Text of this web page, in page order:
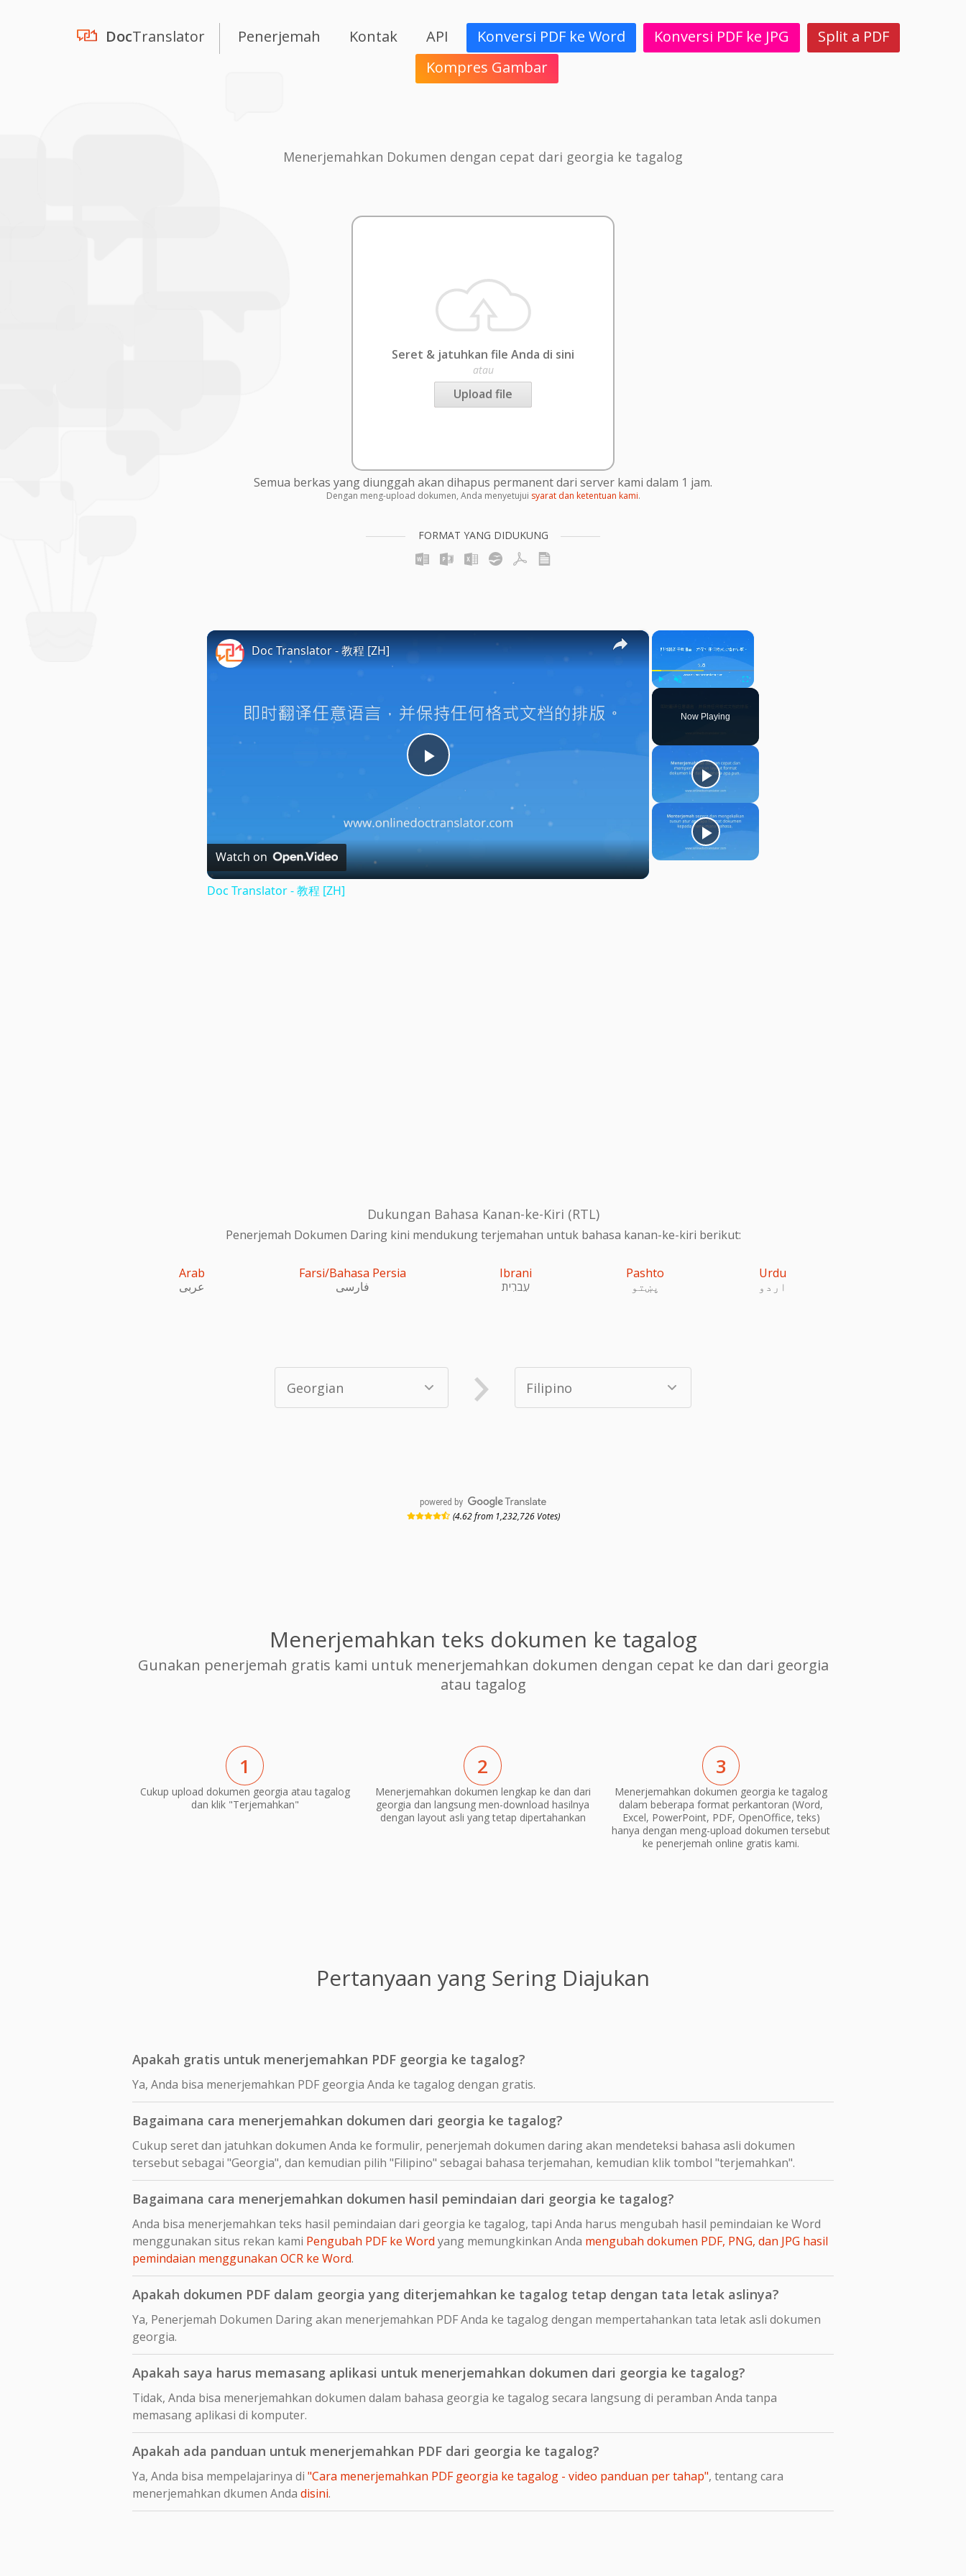
DocTranslator Penerjemah Kontak API Konversi PDF ke Word Konversi PDF ke JPG
Split a PDF
Kompres Gambar
Menerjemahkan Dokumen dengan cepat dari georgia ke tagalog
Seret & jatuhkan file Anda di sini
atau
Upload file
Semua berkas yang diunggah akan dihapus permanent dari server kami dalam 1 jam.
Dengan meng-upload dokumen, Anda menyetujui syarat dan ketentuan kami.
FORMAT YANG DIDUKUNG
×
Fullscreen
Now Playing
×
Play
Video
Doc Translator - 教程 [ZH]
Watch on
Doc Translator - 教程 [ZH]
Dukungan Bahasa Kanan-ke-Kiri (RTL)
Penerjemah Dokumen Daring kini mendukung terjemahan untuk bahasa kanan-ke-kiri berikut:
Arab
عربى
Farsi/Bahasa Persia
فارسی
Ibrani
עִברִית
Pashto
پښتو
Urdu
اردو
powered by
(4.62 from 1,232,726 Votes)
Menerjemahkan teks dokumen ke tagalog
Gunakan penerjemah gratis kami untuk menerjemahkan dokumen dengan cepat ke dan dari georgia
atau tagalog
1
Cukup upload dokumen georgia atau tagalog
dan klik "Terjemahkan"
2
Menerjemahkan dokumen lengkap ke dan dari
georgia dan langsung men-download hasilnya
dengan layout asli yang tetap dipertahankan
3
Menerjemahkan dokumen georgia ke tagalog
dalam beberapa format perkantoran (Word,
Excel, PowerPoint, PDF, OpenOffice, teks)
hanya dengan meng-upload dokumen tersebut
ke penerjemah online gratis kami.
Pertanyaan yang Sering Diajukan
Apakah gratis untuk menerjemahkan PDF georgia ke tagalog?
Ya, Anda bisa menerjemahkan PDF georgia Anda ke tagalog dengan gratis.
Bagaimana cara menerjemahkan dokumen dari georgia ke tagalog?
Cukup seret dan jatuhkan dokumen Anda ke formulir, penerjemah dokumen daring akan mendeteksi bahasa asli dokumen
tersebut sebagai "Georgia", dan kemudian pilih "Filipino" sebagai bahasa terjemahan, kemudian klik tombol "terjemahkan".
Bagaimana cara menerjemahkan dokumen hasil pemindaian dari georgia ke tagalog?
Anda bisa menerjemahkan teks hasil pemindaian dari georgia ke tagalog, tapi Anda harus mengubah hasil pemindaian ke Word
menggunakan situs rekan kami Pengubah PDF ke Word yang memungkinkan Anda mengubah dokumen PDF, PNG, dan JPG hasil
pemindaian menggunakan OCR ke Word.
Apakah dokumen PDF dalam georgia yang diterjemahkan ke tagalog tetap dengan tata letak aslinya?
Ya, Penerjemah Dokumen Daring akan menerjemahkan PDF Anda ke tagalog dengan mempertahankan tata letak asli dokumen
georgia.
Apakah saya harus memasang aplikasi untuk menerjemahkan dokumen dari georgia ke tagalog?
Tidak, Anda bisa menerjemahkan dokumen dalam bahasa georgia ke tagalog secara langsung di peramban Anda tanpa
memasang aplikasi di komputer.
Apakah ada panduan untuk menerjemahkan PDF dari georgia ke tagalog?
Ya, Anda bisa mempelajarinya di "Cara menerjemahkan PDF georgia ke tagalog - video panduan per tahap", tentang cara
menerjemahkan dkumen Anda disini.